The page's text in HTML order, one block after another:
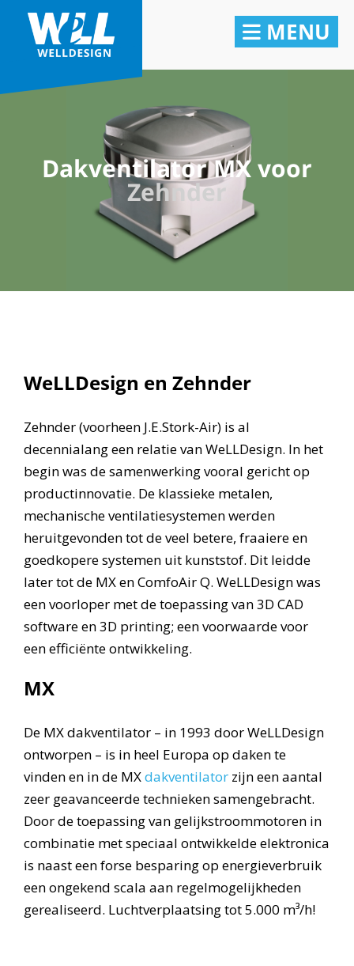
MENU
Dakventilator MX voor
Zehnder
WeLLDesign en Zehnder
Zehnder (voorheen J.E.Stork-Air) is al
decennialang een relatie van WeLLDesign. In het
begin was de samenwerking vooral gericht op
productinnovatie. De klassieke metalen,
mechanische ventilatiesystemen werden
heruitgevonden tot de veel betere, fraaiere en
goedkopere systemen uit kunststof. Dit leidde
later tot de MX en ComfoAir Q. WeLLDesign was
een voorloper met de toepassing van 3D CAD
software en 3D printing; een voorwaarde voor
een efficiënte ontwikkeling.
MX
De MX dakventilator – in 1993 door WeLLDesign
ontworpen – is in heel Europa op daken te
vinden en in de MXdakventilator zijn een aantal
zeer geavanceerde technieken samengebracht.
Door de toepassing van gelijkstroommotoren in
combinatie met speciaal ontwikkelde elektronica
is naast een forse besparing op energieverbruik
een ongekend scala aan regelmogelijkheden
gerealiseerd. Luchtverplaatsing tot 5.000 m³/h!